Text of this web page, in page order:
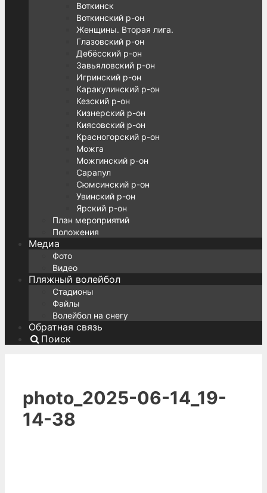
Воткинск
Воткинский р-он
Женщины. Вторая лига.
Глазовский р-он
Дебёсский р-он
Завьяловский р-он
Игринский р-он
Каракулинский р-он
Кезский р-он
Кизнерский р-он
Киясовский р-он
Красногорский р-он
Можга
Можгинский р-он
Сарапул
Сюмсинский р-он
Увинский р-он
Ярский р-он
План мероприятий
Положения
Медиа
Фото
Видео
Пляжный волейбол
Стадионы
Файлы
Волейбол на снегу
Обратная связь
Поиск
photo_2025-06-14_19-
14-38